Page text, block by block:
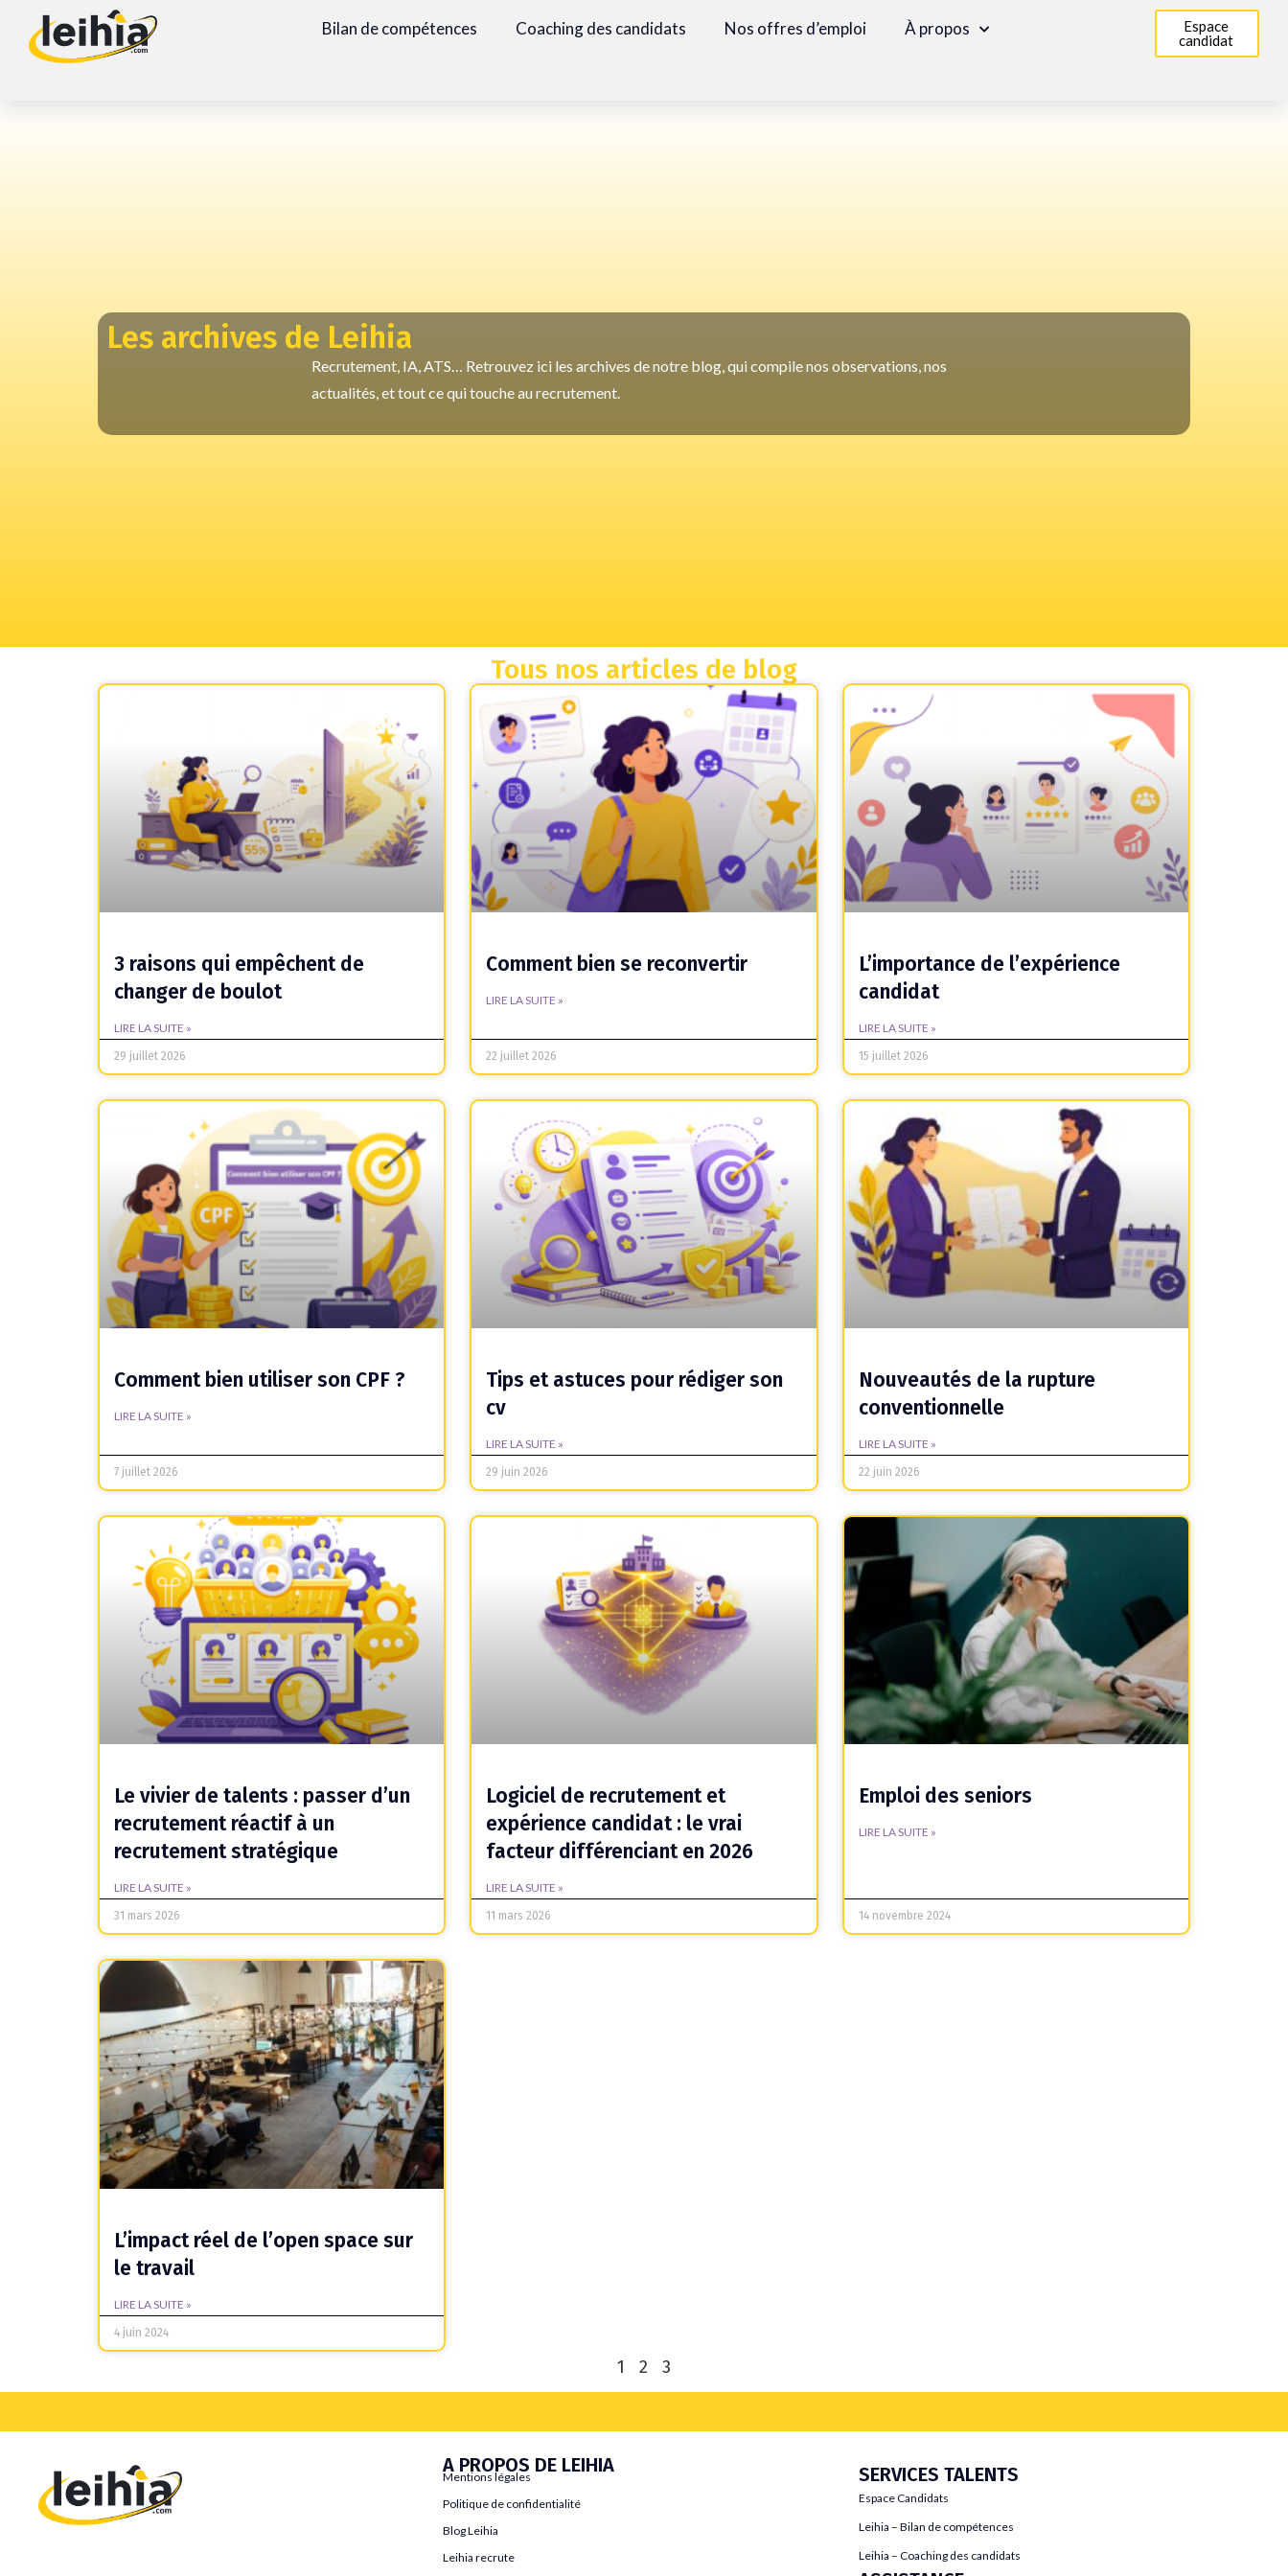
Bilan de compétences Coaching des candidats Nos offres d’emploi À propos
Espace
candidat
Les archives de Leihia
Recrutement, IA, ATS… Retrouvez ici les archives de notre blog, qui compile nos observations, nos
actualités, et tout ce qui touche au recrutement.
Tous nos articles de blog
3 raisons qui empêchent de
changer de boulot
LIRE LA SUITE »
29 juillet 2026
Comment bien se reconvertir
LIRE LA SUITE »
22 juillet 2026
L’importance de l’expérience
candidat
LIRE LA SUITE »
15 juillet 2026
Comment bien utiliser son CPF ?
LIRE LA SUITE »
7 juillet 2026
Tips et astuces pour rédiger son
cv
LIRE LA SUITE »
29 juin 2026
Nouveautés de la rupture
conventionnelle
LIRE LA SUITE »
22 juin 2026
Le vivier de talents : passer d’un
recrutement réactif à un
recrutement stratégique
LIRE LA SUITE »
31 mars 2026
Logiciel de recrutement et
expérience candidat : le vrai
facteur différenciant en 2026
LIRE LA SUITE »
11 mars 2026
Emploi des seniors
LIRE LA SUITE »
14 novembre 2024
L’impact réel de l’open space sur
le travail
LIRE LA SUITE »
4 juin 2024
1 2 3
A PROPOS DE LEIHIA
Mentions légales
Politique de confidentialité
Blog Leihia
Leihia recrute
SERVICES TALENTS
Espace Candidats
Leihia – Bilan de compétences
Leihia – Coaching des candidats